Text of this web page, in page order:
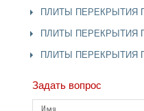
ПЛИТЫ ПЕРЕКРЫТИЯ
ПЛИТЫ ПЕРЕКРЫТИЯ
ПЛИТЫ ПЕРЕКРЫТИЯ
Задать вопрос